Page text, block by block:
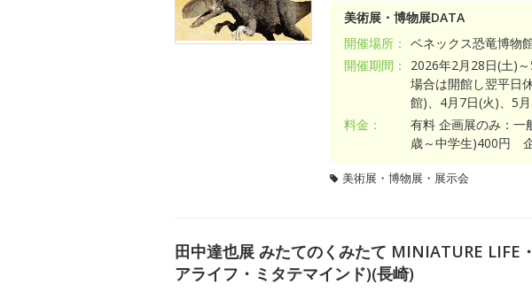
美術展・博物展DATA
開催場所： ベネックス恐竜博物
開催期間：
2026年2月28日(土)
場合は開館し翌平日
館)、4月7日(火)、5
料金：
有料 企画展のみ：一
歳～中学生)400円
美術展・博物展・展示会
田中達也展 みたてのくみたて MINIATURE LIFE
アライフ・ミタテマインド)(長崎)